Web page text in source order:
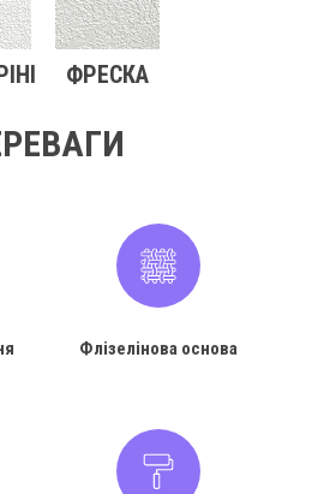
ФРЕСКА
Флізелінова основа